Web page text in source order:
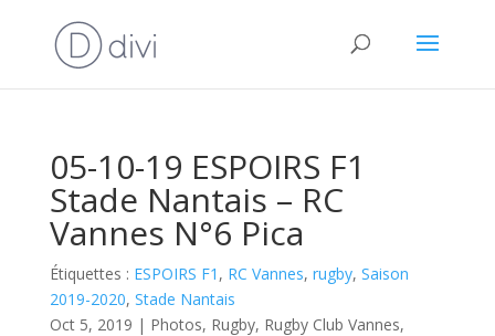
05-10-19 ESPOIRS F1
Stade Nantais – RC
Vannes N°6 Pica
Étiquettes : ESPOIRS F1 , RC Vannes, rugby, Saison
2019-2020, Stade Nantais
Oct 5, 2019 | Photos, Rugby, Rugby Club Vannes,